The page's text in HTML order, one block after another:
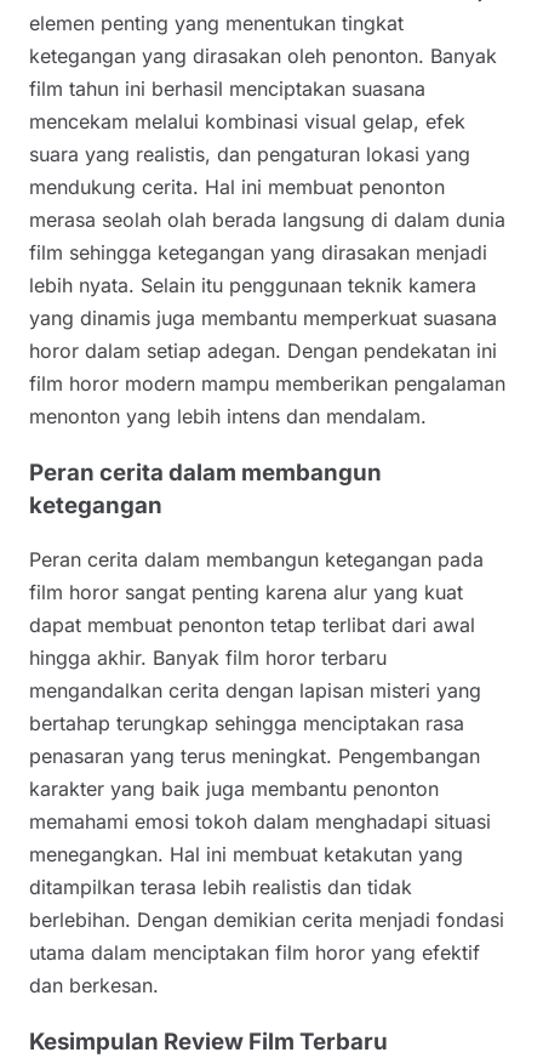
elemen penting yang menentukan tingkat
ketegangan yang dirasakan oleh penonton. Banyak
film tahun ini berhasil menciptakan suasana
mencekam melalui kombinasi visual gelap, efek
suara yang realistis, dan pengaturan lokasi yang
mendukung cerita. Hal ini membuat penonton
merasa seolah olah berada langsung di dalam dunia
film sehingga ketegangan yang dirasakan menjadi
lebih nyata. Selain itu penggunaan teknik kamera
yang dinamis juga membantu memperkuat suasana
horor dalam setiap adegan. Dengan pendekatan ini
film horor modern mampu memberikan pengalaman
menonton yang lebih intens dan mendalam.
Peran cerita dalam membangun
ketegangan
Peran cerita dalam membangun ketegangan pada
film horor sangat penting karena alur yang kuat
dapat membuat penonton tetap terlibat dari awal
hingga akhir. Banyak film horor terbaru
mengandalkan cerita dengan lapisan misteri yang
bertahap terungkap sehingga menciptakan rasa
penasaran yang terus meningkat. Pengembangan
karakter yang baik juga membantu penonton
memahami emosi tokoh dalam menghadapi situasi
menegangkan. Hal ini membuat ketakutan yang
ditampilkan terasa lebih realistis dan tidak
berlebihan. Dengan demikian cerita menjadi fondasi
utama dalam menciptakan film horor yang efektif
dan berkesan.
Kesimpulan Review Film Terbaru